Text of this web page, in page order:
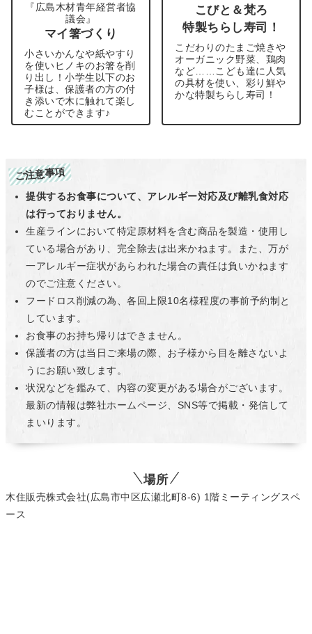
『広島木材青年経営者協
議会』
マイ箸づくり
小さいかんなや紙やすり
を使いヒノキのお箸を削
り出し！小学生以下のお
子様は、保護者の方の付
き添いで木に触れて楽し
むことができます♪
こびと＆梵ろ
特製ちらし寿司！
こだわりのたまご焼きや
オーガニック野菜、鶏肉
など……こども達に人気
の具材を使い、彩り鮮や
かな特製ちらし寿司！
ご注意事項
提供するお食事について、アレルギー対応及び離乳食対応
は行っておりません。
生産ラインにおいて特定原材料を含む商品を製造・使用し
ている場合があり、完全除去は出来かねます。また、万が
一アレルギー症状があらわれた場合の責任は負いかねます
のでご注意ください。
フードロス削減の為、各回上限10名様程度の事前予約制と
しています。
お食事のお持ち帰りはできません。
保護者の方は当日ご来場の際、お子様から目を離さないよ
うにお願い致します。
状況などを鑑みて、内容の変更がある場合がございます。
最新の情報は弊社ホームページ、SNS等で掲載・発信して
まいります。
場所
木住販売株式会社(広島市中区広瀬北町8-6) 1階ミーティングスペ
ース